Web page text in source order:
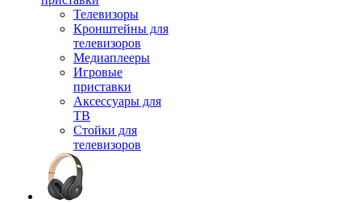
Телевизоры
Кронштейны для
телевизоров
Медиаплееры
Игровые
приставки
Аксессуары для
ТВ
Стойки для
телевизоров